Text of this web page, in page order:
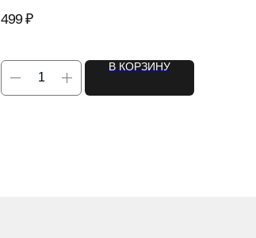
выполненный в минималистичном
499 ₽
В КОРЗИНУ